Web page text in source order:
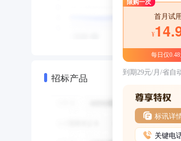
招标产品
首月试用
¥
每日仅
到期29元/月/省自
标讯详
关键电